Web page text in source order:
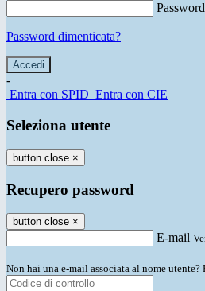
Password
Password dimenticata?
-
Entra con SPID Entra con CIE
Seleziona utente
button close ×
Recupero password
button close ×
E-mail
Non hai una e-mail associata al nome